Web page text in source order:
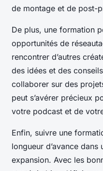
de montage et de post-
De plus, une formation
opportunités de
rencontrer d’autres
des idées et des
collaborer sur des
peut s’avérer précieux
votre podcast et de
Enfin, suivre une
longueur d’avance dans
expansion. Avec les